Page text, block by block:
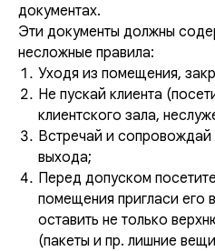
документах.
Эти документы должны
несложные правила:
Уходя из помещения,
Не пускай клиента
клиентского зала,
Встречай и сопровождай
выхода;
Перед допуском
помещения пригласи его
оставить не только
(пакеты и пр. лишние